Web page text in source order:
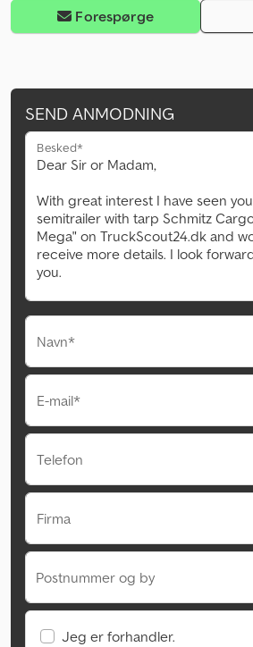
Forespørge
SEND ANMODNING
Besked*
Navn*
E-mail*
Telefon
Firma
Postnummer og by
Jeg er forhandler.